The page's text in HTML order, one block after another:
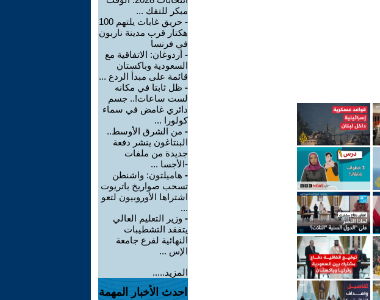
مبكر للتفك ...
-
حريق غابات يلتهم 100
هكتار قرب مدينة ناربون
في فرنسا
- أردوغان: الاتفاقية مع
السعودية وباكستان
قائمة على مبدأ الردع ...
- ظل ثابتا في مكانه
لست ساعات!.. جسم
دائري غامض في سماء
كولورا ...
- من الشرق الأوسط..
البنتاغون ينشر دفعة
جديدة من ملفات
-الأجسا ...
- هاميلتون: واشنطن
تسحب صواريخ باتريوت
اشتراها الأوروبيون لتعو
...
- وزير التعليم العالي
يتفقد التشطيبات
النهائية لفرع جامعة
الإس ...
المزيد.....
احدث الأخبار المهمة